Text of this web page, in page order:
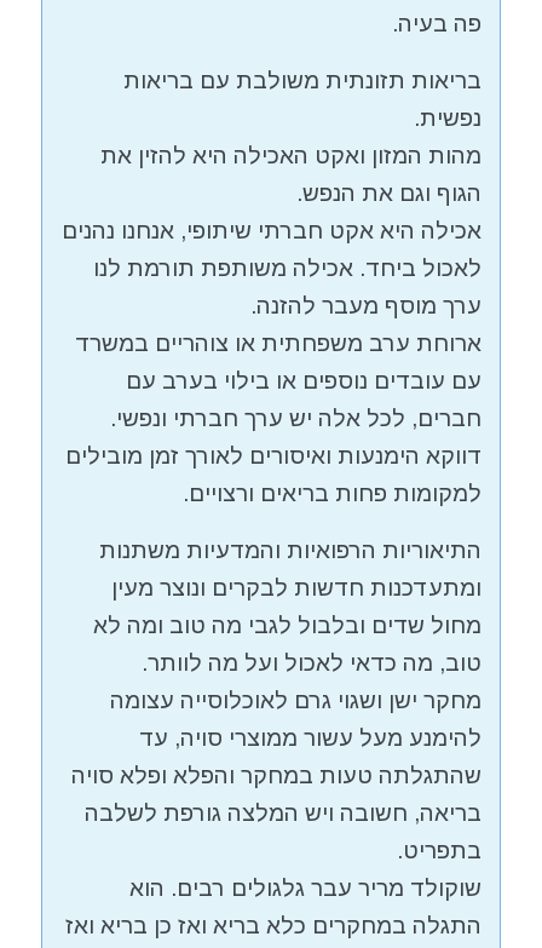
פה בעיה.
בריאות תזונתית משולבת עם בריאות
נפשית.
מהות המזון ואקט האכילה היא להזין את
הגוף וגם את הנפש.
אכילה היא אקט חברתי שיתופי, אנחנו נהנים
לאכול ביחד. אכילה משותפת תורמת לנו
ערך מוסף מעבר להזנה.
ארוחת ערב משפחתית או צוהריים במשרד
עם עובדים נוספים או בילוי בערב עם
חברים, לכל אלה יש ערך חברתי ונפשי.
דווקא הימנעות ואיסורים לאורך זמן מובילים
למקומות פחות בריאים ורצויים.
התיאוריות הרפואיות והמדעיות משתנות
ומתעדכנות חדשות לבקרים ונוצר מעין
מחול שדים ובלבול לגבי מה טוב ומה לא
טוב, מה כדאי לאכול ועל מה לוותר.
מחקר ישן ושגוי גרם לאוכלוסייה עצומה
להימנע מעל עשור ממוצרי סויה, עד
שהתגלתה טעות במחקר והפלא ופלא סויה
בריאה, חשובה ויש המלצה גורפת לשלבה
בתפריט.
שוקולד מריר עבר גלגולים רבים. הוא
התגלה במחקרים כלא בריא ואז כן בריא ואז